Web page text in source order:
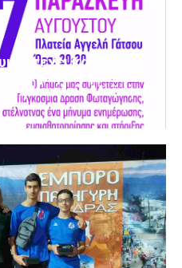
και φέτος
Ενημέρωσης και
τη Νωτιαία Μυϊκή